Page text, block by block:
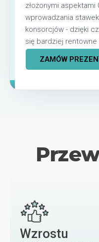
złożonymi
wprowadzania
konsorcjów - dzięki
się bardziej rentowne
ZAMÓW
Wzrostu